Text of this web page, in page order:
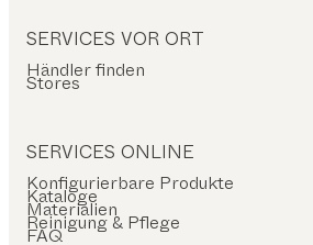
SERVICES VOR ORT
Händler finden
Stores
SERVICES ONLINE
Konfigurierbare Produkte
Kataloge
Materialien
Reinigung & Pflege
FAQ